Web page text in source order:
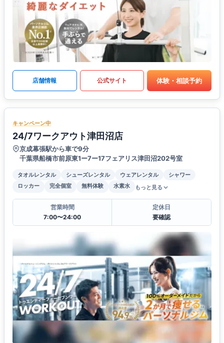
店舗情報 公式サイト 体験・相談予約
キャンペーン中
24/7ワークアウト津田沼店
京成幕張駅から車で9分
千葉県船橋市前原東1ー7ー17フェアリス津田沼202号室
タオルレンタル シューズレンタル ウェアレンタル
シャワー
ロッカー
完全個室 無料体験 水素水 もっと見る
営業時間
7:00〜24:00
定休日
要確認